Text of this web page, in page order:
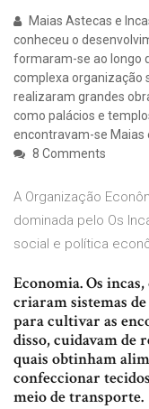
Maias Astecas e
conheceu o
formaram-se ao longo
complexa organização
realizaram grandes
como palácios e
encontravam-se Maias
8 Comments
A Organização
dominada pelo Os
social e política
Economia. Os
criaram sistemas
para cultivar as
disso, cuidavam de
quais obtinham
confeccionar
meio de transporte.